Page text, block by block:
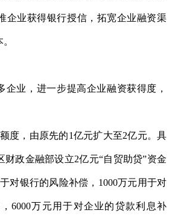
企业获得银行授信，拓宽企业融资渠
企业，进一步提高企业融资获得度，
额度，由原先的1亿元扩大至2亿元。具
财政金融部设立2亿元“自贸助贷”资金
对银行的风险补偿，1000万元用于对
6000万元用于对企业的贷款利息补